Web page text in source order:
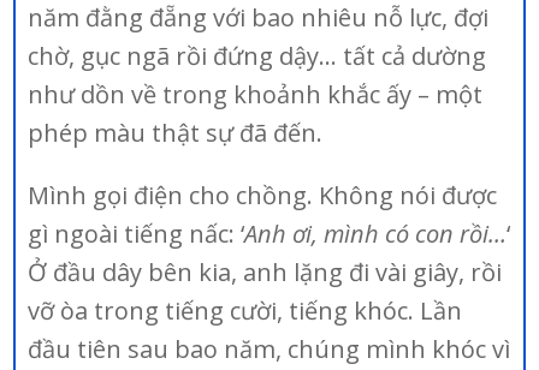
năm đằng đẵng với bao nhiêu nỗ lực, đợi
chờ, gục ngã rồi đứng dậy… tất cả dường
như dồn về trong khoảnh khắc ấy – một
phép màu thật sự đã đến.
Mình gọi điện cho chồng. Không nói được
gì ngoài tiếng nấc: ‘Anh ơi, mình có con rồi…‘
Ở đầu dây bên kia, anh lặng đi vài giây, rồi
vỡ òa trong tiếng cười, tiếng khóc. Lần
đầu tiên sau bao năm, chúng mình khóc vì